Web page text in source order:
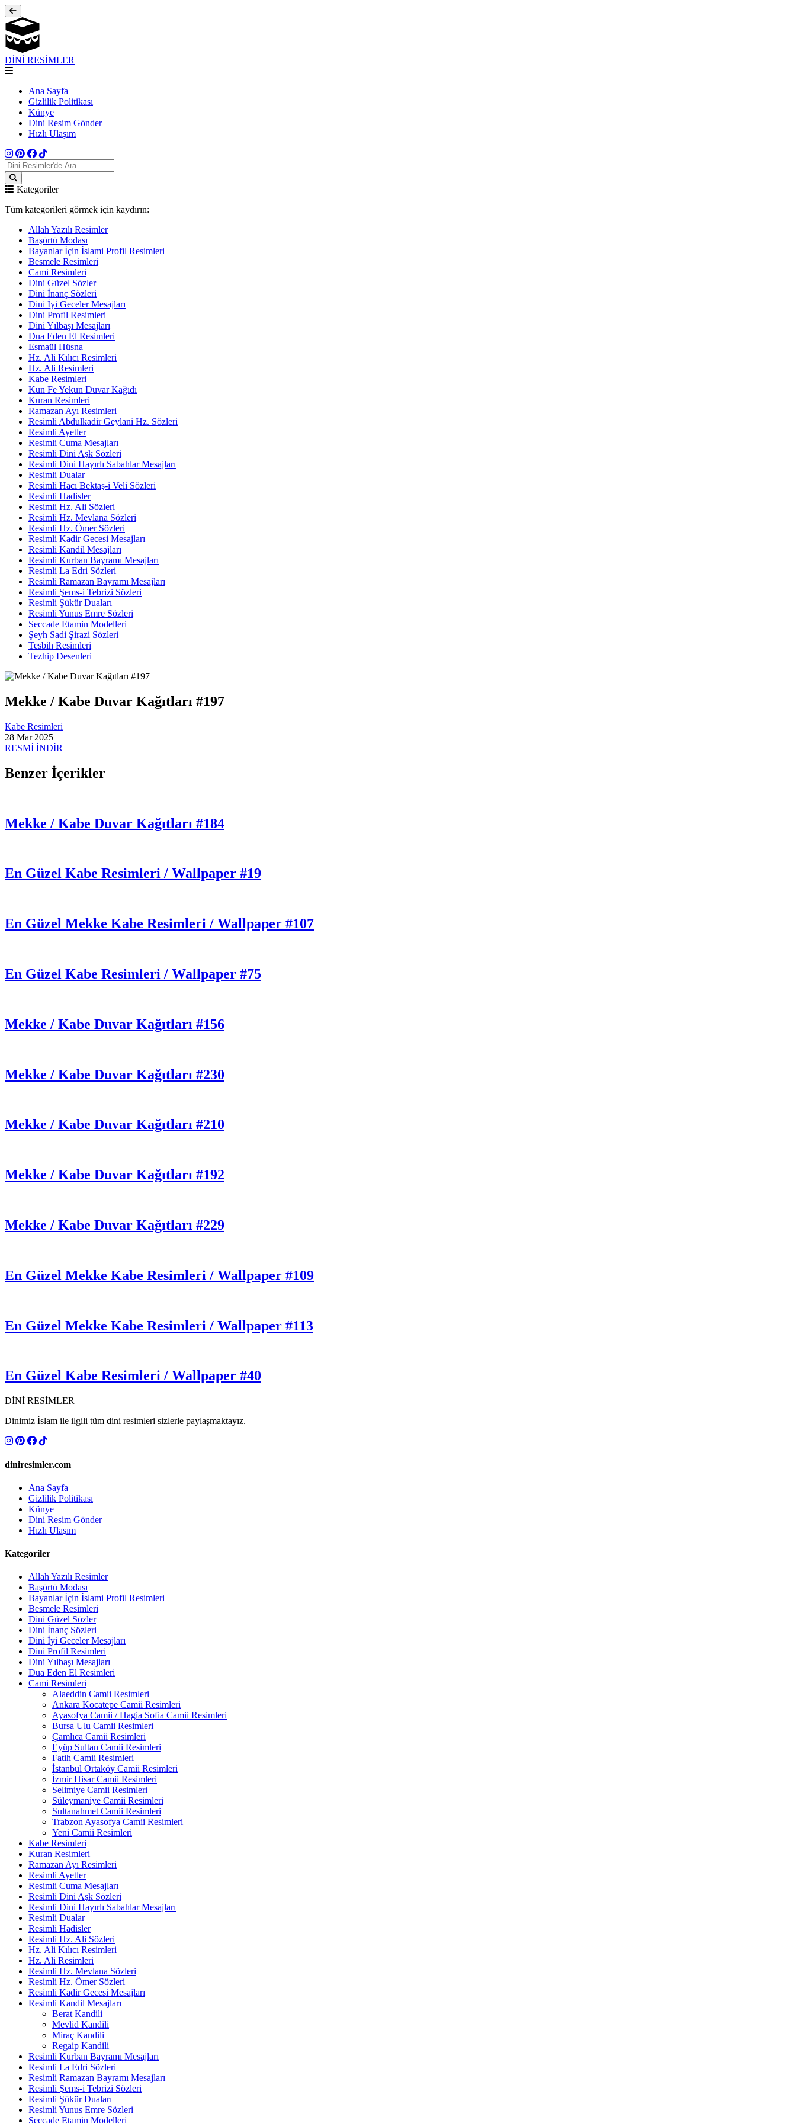
DİNİ RESİMLER
Ana Sayfa
Gizlilik Politikası
Künye
Dini Resim Gönder
Hızlı Ulaşım
Kategoriler
Tüm kategorileri görmek için kaydırın:
Allah Yazılı Resimler
Başörtü Modası
Bayanlar İçin İslami Profil Resimleri
Besmele Resimleri
Cami Resimleri
Dini Güzel Sözler
Dini İnanç Sözleri
Dini İyi Geceler Mesajları
Dini Profil Resimleri
Dini Yılbaşı Mesajları
Dua Eden El Resimleri
Esmaül Hüsna
Hz. Ali Kılıcı Resimleri
Hz. Ali Resimleri
Kabe Resimleri
Kun Fe Yekun Duvar Kağıdı
Kuran Resimleri
Ramazan Ayı Resimleri
Resimli Abdulkadir Geylani Hz. Sözleri
Resimli Ayetler
Resimli Cuma Mesajları
Resimli Dini Aşk Sözleri
Resimli Dini Hayırlı Sabahlar Mesajları
Resimli Dualar
Resimli Hacı Bektaş-i Veli Sözleri
Resimli Hadisler
Resimli Hz. Ali Sözleri
Resimli Hz. Mevlana Sözleri
Resimli Hz. Ömer Sözleri
Resimli Kadir Gecesi Mesajları
Resimli Kandil Mesajları
Resimli Kurban Bayramı Mesajları
Resimli La Edri Sözleri
Resimli Ramazan Bayramı Mesajları
Resimli Şems-i Tebrizi Sözleri
Resimli Şükür Duaları
Resimli Yunus Emre Sözleri
Seccade Etamin Modelleri
Şeyh Sadi Şirazi Sözleri
Tesbih Resimleri
Tezhip Desenleri
Mekke / Kabe Duvar Kağıtları #197
Kabe Resimleri
28 Mar 2025
RESMİ İNDİR
Benzer İçerikler
Mekke / Kabe Duvar Kağıtları #184
En Güzel Kabe Resimleri / Wallpaper #19
En Güzel Mekke Kabe Resimleri / Wallpaper #107
En Güzel Kabe Resimleri / Wallpaper #75
Mekke / Kabe Duvar Kağıtları #156
Mekke / Kabe Duvar Kağıtları #230
Mekke / Kabe Duvar Kağıtları #210
Mekke / Kabe Duvar Kağıtları #192
Mekke / Kabe Duvar Kağıtları #229
En Güzel Mekke Kabe Resimleri / Wallpaper #109
En Güzel Mekke Kabe Resimleri / Wallpaper #113
En Güzel Kabe Resimleri / Wallpaper #40
DİNİ RESİMLER
Dinimiz İslam ile ilgili tüm dini resimleri sizlerle paylaşmaktayız.
diniresimler.com
Ana Sayfa
Gizlilik Politikası
Künye
Dini Resim Gönder
Hızlı Ulaşım
Kategoriler
Allah Yazılı Resimler
Başörtü Modası
Bayanlar İçin İslami Profil Resimleri
Besmele Resimleri
Dini Güzel Sözler
Dini İnanç Sözleri
Dini İyi Geceler Mesajları
Dini Profil Resimleri
Dini Yılbaşı Mesajları
Dua Eden El Resimleri
Cami Resimleri
Alaeddin Camii Resimleri
Ankara Kocatepe Camii Resimleri
Ayasofya Camii / Hagia Sofia Camii Resimleri
Bursa Ulu Camii Resimleri
Çamlıca Camii Resimleri
Eyüp Sultan Camii Resimleri
Fatih Camii Resimleri
İstanbul Ortaköy Camii Resimleri
İzmir Hisar Camii Resimleri
Selimiye Camii Resimleri
Süleymaniye Camii Resimleri
Sultanahmet Camii Resimleri
Trabzon Ayasofya Camii Resimleri
Yeni Camii Resimleri
Kabe Resimleri
Kuran Resimleri
Ramazan Ayı Resimleri
Resimli Ayetler
Resimli Cuma Mesajları
Resimli Dini Aşk Sözleri
Resimli Dini Hayırlı Sabahlar Mesajları
Resimli Dualar
Resimli Hadisler
Resimli Hz. Ali Sözleri
Hz. Ali Kılıcı Resimleri
Hz. Ali Resimleri
Resimli Hz. Mevlana Sözleri
Resimli Hz. Ömer Sözleri
Resimli Kadir Gecesi Mesajları
Resimli Kandil Mesajları
Berat Kandili
Mevlid Kandili
Miraç Kandili
Regaip Kandili
Resimli Kurban Bayramı Mesajları
Resimli La Edri Sözleri
Resimli Ramazan Bayramı Mesajları
Resimli Şems-i Tebrizi Sözleri
Resimli Şükür Duaları
Resimli Yunus Emre Sözleri
Seccade Etamin Modelleri